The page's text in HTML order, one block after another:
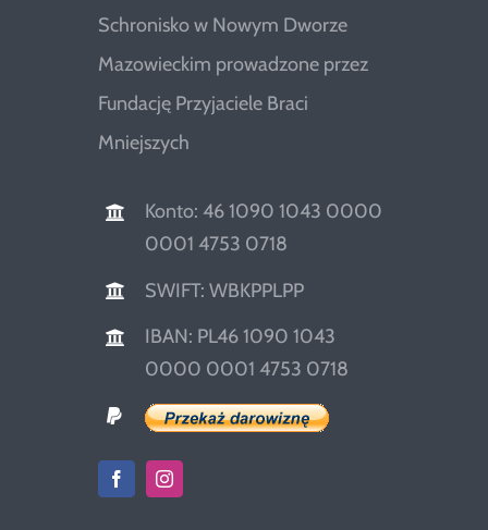
Schronisko w Nowym Dworze
Mazowieckim prowadzone przez
Fundację Przyjaciele Braci
Mniejszych
Konto: 46 1090 1043 0000
0001 4753 0718
SWIFT: WBKPPLPP
IBAN: PL46 1090 1043
0000 0001 4753 0718